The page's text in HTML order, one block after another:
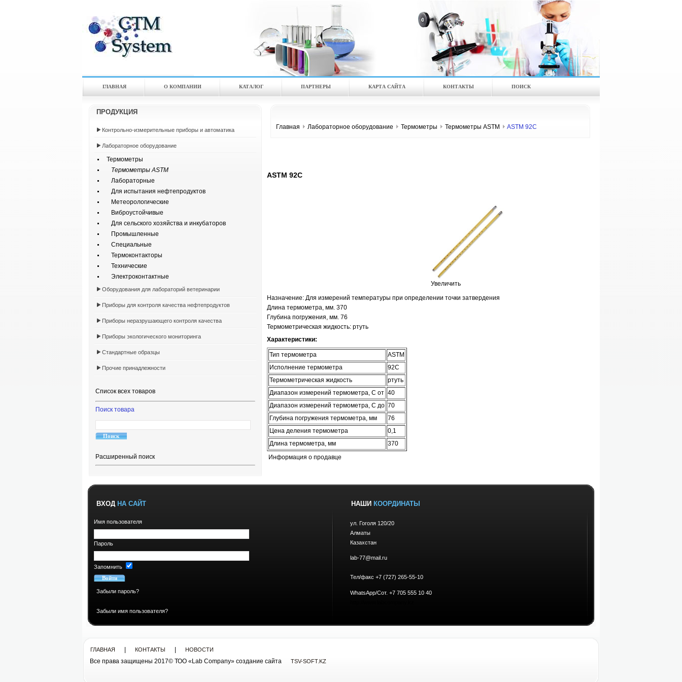
ГЛАВНАЯ О КОМПАНИИ КАТАЛOГ ПАРТНЕРЫ КАРТА САЙТА КОНТАКТЫ ПОИСК
ПРОДУКЦИЯ
Контрольно-измерительные приборы и автоматика
Лабораторное оборудование
Термометры
Термометры ASTM
Лабораторные
Для испытания нефтепродуктов
Метеорологические
Виброустойчивые
Для сельского хозяйства и инкубаторов
Промышленные
Специальные
Термоконтакторы
Технические
Электроконтактные
Оборудования для лабораторий ветеринарии
Приборы для контроля качества нефтепродуктов
Приборы неразрушающего контроля качества
Приборы экологического мониторинга
Стандартные образцы
Прочие принадлежности
Список всех товаров
Поиск товара
Расширенный поиск
Главная Лабораторное оборудование Термометры Термометры ASTM ASTM 92C
ASTM 92C
Увеличить
Назначение: Для измерений температуры при определении точки затвердения
Длина термометра, мм. 370
Глубина погружения, мм. 76
Термометрическая жидкость: ртуть
Характеристики:
Тип термометра
ASTM
Исполнение термометра
92C
Термометрическая жидкость
ртуть
Диапазон измерений термометра, С от 40
Диапазон измерений термометра, С до 70
Глубина погружения термометра, мм
76
Цена деления термометра
0,1
Длина термометра, мм
370
Информация о продавце
ВХОД НА САЙТ
Имя пользователя
Пароль
Запомнить
Забыли пароль?
Забыли имя пользователя?
НАШИ КООРДИНАТЫ
ул. Гоголя 120/20
Алматы
Казахстан
lab-77@mail.ru
Тел/факс +7 (727) 265-55-10
WhatsApp/Сот. +7 705 555 10 40
ГЛАВНАЯ КОНТАКТЫ НОВОСТИ
Все права защищены 2017© ТОО «Lab Company» cоздание сайта TSV-SOFT.KZ